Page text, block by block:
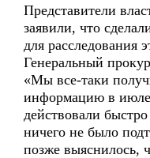
Представители
заявили, что
для расследования
Генеральный
«Мы все-таки
информацию в
действовали
ничего не было
позже выяснилось,